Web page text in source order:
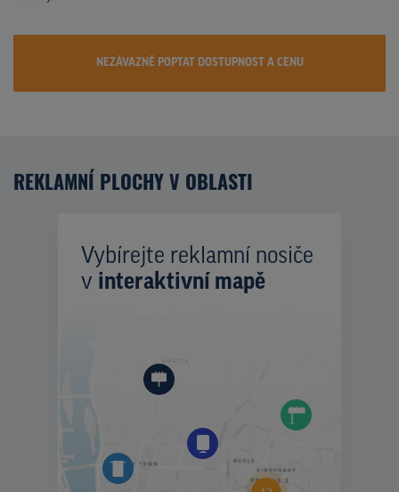
NEZÁVAZNĚ POPTAT DOSTUPNOST A CENU
REKLAMNÍ PLOCHY V OBLASTI
Vybírejte reklamní nosiče
v interaktivní mapě